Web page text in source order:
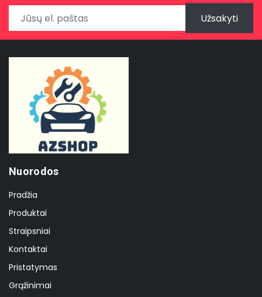
Užsakyti
Nuorodos
Pradžia
Produktai
Straipsniai
Kontaktai
Pristatymas
Grąžinimai